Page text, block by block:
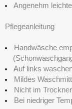
Angenehm
Pflegeanleitung
Handwäsche
Auf links
Mildes
Nicht im
Bei niedriger